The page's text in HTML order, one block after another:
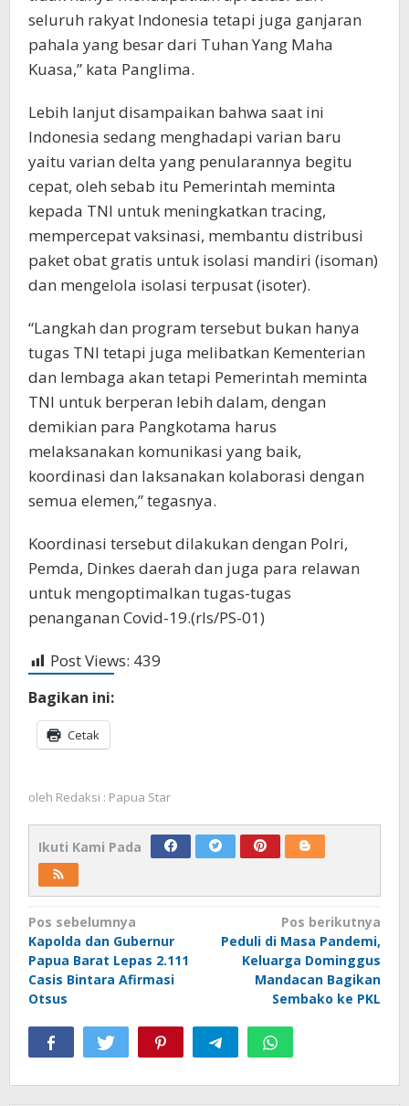
seluruh rakyat Indonesia tetapi juga ganjaran
pahala yang besar dari Tuhan Yang Maha
Kuasa,” kata Panglima.
Lebih lanjut disampaikan bahwa saat ini
Indonesia sedang menghadapi varian baru
yaitu varian delta yang penularannya begitu
cepat, oleh sebab itu Pemerintah meminta
kepada TNI untuk meningkatkan tracing,
mempercepat vaksinasi, membantu distribusi
paket obat gratis untuk isolasi mandiri (isoman)
dan mengelola isolasi terpusat (isoter).
“Langkah dan program tersebut bukan hanya
tugas TNI tetapi juga melibatkan Kementerian
dan lembaga akan tetapi Pemerintah meminta
TNI untuk berperan lebih dalam, dengan
demikian para Pangkotama harus
melaksanakan komunikasi yang baik,
koordinasi dan laksanakan kolaborasi dengan
semua elemen,” tegasnya.
Koordinasi tersebut dilakukan dengan Polri,
Pemda, Dinkes daerah dan juga para relawan
untuk mengoptimalkan tugas-tugas
penanganan Covid-19.(rls/PS-01)
Post Views: 439
Bagikan ini:
Cetak
oleh Redaksi : Papua Star
Ikuti Kami Pada
Navigasi
pos
Pos sebelumnya
Kapolda dan Gubernur
Papua Barat Lepas 2.111
Casis Bintara Afirmasi
Otsus
Pos berikutnya
Peduli di Masa Pandemi,
Keluarga Dominggus
Mandacan Bagikan
Sembako ke PKL